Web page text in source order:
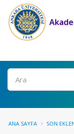
Ara
ANA SAYFA SON